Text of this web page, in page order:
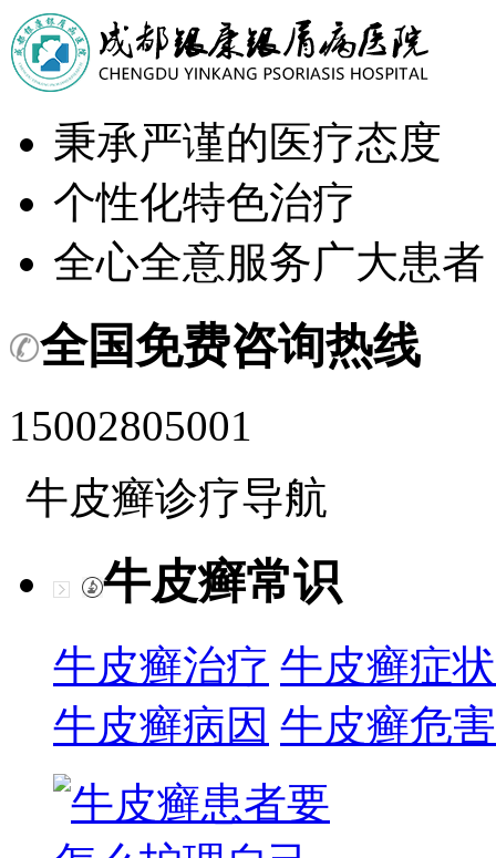
秉承严谨的医疗态度
个性化特色治疗
全心全意服务广大患者
全国免费咨询热线
15002805001
牛皮癣诊疗导航
牛皮癣常识
牛皮癣治疗 牛皮癣症状
牛皮癣病因 牛皮癣危害